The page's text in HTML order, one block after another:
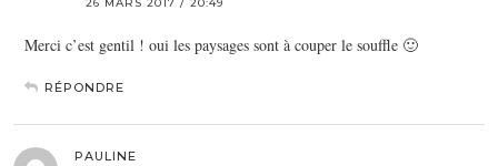
26 MARS 2017 / 20:49
Merci c’est gentil ! oui les paysages sont à couper le souffle 🙂
RÉPONDRE
PAULINE